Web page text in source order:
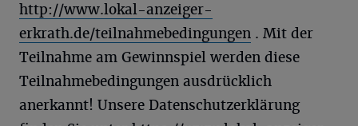
http://www.lokal-anzeiger-
erkrath.de/teilnahmebedingungen . Mit der
Teilnahme am Gewinnspiel werden diese
Teilnahmebedingungen ausdrücklich
anerkannt! Unsere Datenschutzerklärung